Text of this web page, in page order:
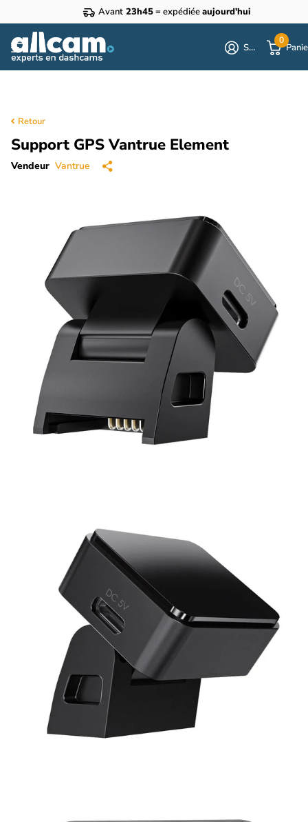
Avant 23h45= expédiéeaujourd'hui
S'identifier
0
Retour
Support GPS Vantrue Element
Vendeur Vantrue